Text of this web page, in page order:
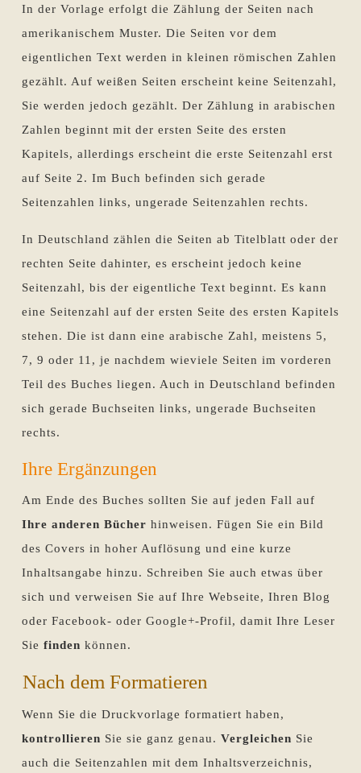
In der Vorlage erfolgt die Zählung der Seiten nach
amerikanischem Muster. Die Seiten vor dem
eigentlichen Text werden in kleinen römischen Zahlen
gezählt. Auf weißen Seiten erscheint keine Seitenzahl,
Sie werden jedoch gezählt. Der Zählung in arabischen
Zahlen beginnt mit der ersten Seite des ersten
Kapitels, allerdings erscheint die erste Seitenzahl erst
auf Seite 2. Im Buch befinden sich gerade
Seitenzahlen links, ungerade Seitenzahlen rechts.
In Deutschland zählen die Seiten ab Titelblatt oder der
rechten Seite dahinter, es erscheint jedoch keine
Seitenzahl, bis der eigentliche Text beginnt. Es kann
eine Seitenzahl auf der ersten Seite des ersten Kapitels
stehen. Die ist dann eine arabische Zahl, meistens 5,
7, 9 oder 11, je nachdem wieviele Seiten im vorderen
Teil des Buches liegen. Auch in Deutschland befinden
sich gerade Buchseiten links, ungerade Buchseiten
rechts.
Ihre Ergänzungen
Am Ende des Buches sollten Sie auf jeden Fall auf
Ihre anderen Bücher hinweisen. Fügen Sie ein Bild
des Covers in hoher Auflösung und eine kurze
Inhaltsangabe hinzu. Schreiben Sie auch etwas über
sich und verweisen Sie auf Ihre Webseite, Ihren Blog
oder Facebook- oder Google+-Profil, damit Ihre Leser
Sie finden können.
Nach dem Formatieren
Wenn Sie die Druckvorlage formatiert haben,
kontrollieren Sie sie ganz genau. Vergleichen Sie
auch die Seitenzahlen mit dem Inhaltsverzeichnis,